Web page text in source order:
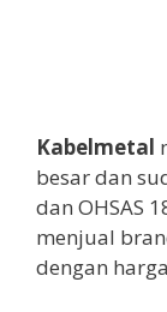
Kabelmetal
besar dan
dan OHSAS
menjual
dengan